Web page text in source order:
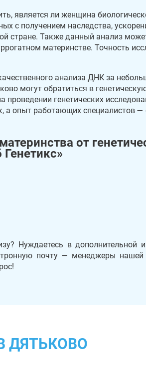
является ли женщина
с получением наследства,
стране. Также данный анализ
материнстве. Точность
анализа ДНК за
могут обратиться в
проведении генетических
а опыт работающих специалистов —
от
Нуждаетесь в дополнительной
почту — менеджеры
ДЯТЬКОВО